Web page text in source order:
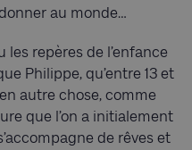
au monde…
les repères de l’enfance
Philippe, qu’entre 13 et
autre chose, comme
que l’on a initialement
de rêves et